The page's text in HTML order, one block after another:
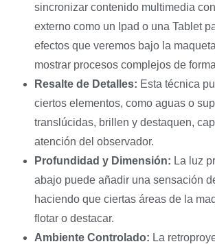
sincronizar contenido multimedia
externo como un Ipad o una Tablet
efectos que veremos bajo la
mostrar procesos complejos de
Resalte de Detalles: Esta técnica
ciertos elementos, como aguas o
translúcidas, brillen y destaquen,
atención del observador.
Profundidad y Dimensión: La luz
abajo puede añadir una sensación
haciendo que ciertas áreas de la
flotar o destacar.
Ambiente Controlado: La